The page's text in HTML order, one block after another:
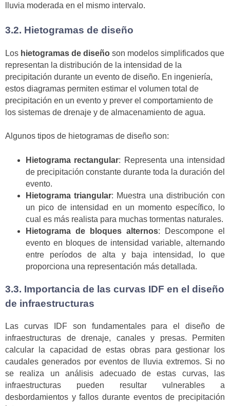
lluvia moderada en el mismo intervalo.
3.2. Hietogramas de diseño
Los hietogramas de diseño son modelos simplificados que
representan la distribución de la intensidad de la
precipitación durante un evento de diseño. En ingeniería,
estos diagramas permiten estimar el volumen total de
precipitación en un evento y prever el comportamiento de
los sistemas de drenaje y de almacenamiento de agua.
Algunos tipos de hietogramas de diseño son:
Hietograma rectangular: Representa una intensidad
de precipitación constante durante toda la duración del
evento.
Hietograma triangular: Muestra una distribución con
un pico de intensidad en un momento específico, lo
cual es más realista para muchas tormentas naturales.
Hietograma de bloques alternos: Descompone el
evento en bloques de intensidad variable, alternando
entre períodos de alta y baja intensidad, lo que
proporciona una representación más detallada.
3.3. Importancia de las curvas IDF en el diseño
de infraestructuras
Las curvas IDF son fundamentales para el diseño de
infraestructuras de drenaje, canales y presas. Permiten
calcular la capacidad de estas obras para gestionar los
caudales generados por eventos de lluvia extremos. Si no
se realiza un análisis adecuado de estas curvas, las
infraestructuras pueden resultar vulnerables a
desbordamientos y fallos durante eventos de precipitación